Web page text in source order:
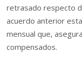
retrasado respecto
acuerdo anterior
mensual que,
compensados.